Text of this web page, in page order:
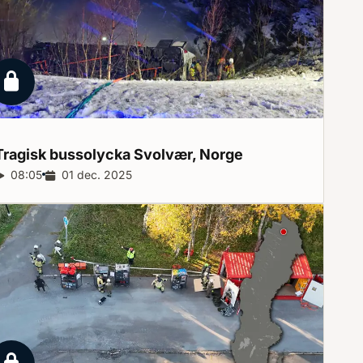
Låst reportage
bussolycka Svolvær, Norge
Reportagelängd:
08:05 Releasedatum:
01 dec. 2025